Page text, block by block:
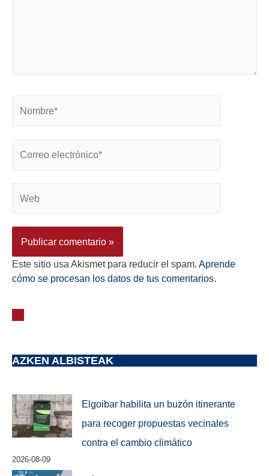
Este sitio usa Akismet para reducir el spam. Aprende
cómo se procesan los datos de tus comentarios.
AZKEN ALBISTEAK
Elgoibar habilita un buzón itinerante
para recoger propuestas vecinales
contra el cambio climático
2026-08-09